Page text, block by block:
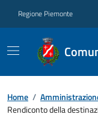
Regione Piemonte
Home /
Rendiconto della